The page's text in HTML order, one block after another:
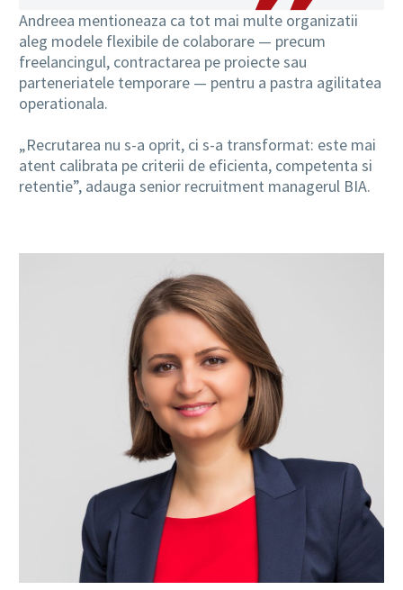
Andreea mentioneaza ca tot mai multe organizatii
aleg modele flexibile de colaborare — precum
freelancingul, contractarea pe proiecte sau
parteneriatele temporare — pentru a pastra agilitatea
operationala.
„Recrutarea nu s-a oprit, ci s-a transformat: este mai
atent calibrata pe criterii de eficienta, competenta si
retentie”, adauga senior recruitment managerul BIA.